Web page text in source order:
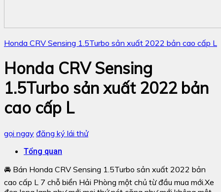
Honda CRV Sensing 1.5Turbo sản xuất 2022 bản cao cấp L
Honda CRV Sensing
1.5Turbo sản xuất 2022 bản
cao cấp L
gọi ngay đăng ký lái thử
Tổng quan
🚘 Bán Honda CRV Sensing 1.5Turbo sản xuất 2022 bản
cao cấp L 7 chỗ biển Hải Phòng một chủ từ đầu mua mới.Xe